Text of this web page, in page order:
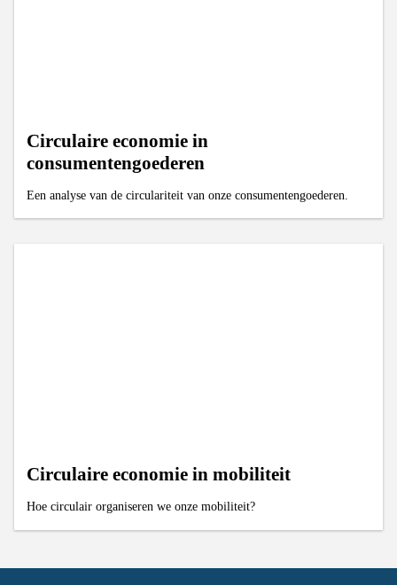
Circulaire economie in
consumentengoederen
Een analyse van de circulariteit van onze consumentengoederen.
Circulaire economie in mobiliteit
Hoe circulair organiseren we onze mobiliteit?